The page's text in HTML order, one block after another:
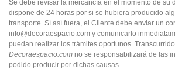
Se debe revisar la mercancía en el momento de su
dispone de 24 horas por si se hubiera producido
transporte. Sí así fuera, el Cliente debe enviar un
info@decoraespacio.com y comunicarlo
puedan realizar los trámites oportunos.
Decoraespacio.com no se responsabilizará de las
podido producir por dichas causas.